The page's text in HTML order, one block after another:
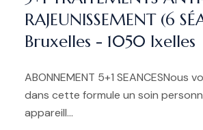
RAJEUNISSEMENT (6
Bruxelles - 1050 Ixelles
ABONNEMENT 5+1 SEANCESNous
dans cette formule un soin
appareill...